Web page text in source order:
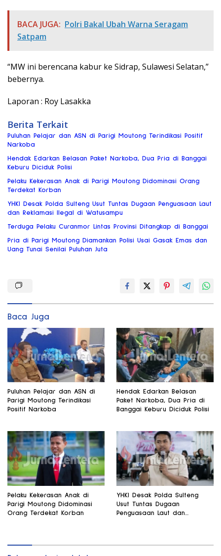
BACA JUGA: Polri Bakal Ubah Warna Seragam
Satpam
“MW ini berencana kabur ke Sidrap, Sulawesi Selatan,”
bebernya.
Laporan : Roy Lasakka
Berita Terkait
Puluhan Pelajar dan ASN di Parigi Moutong Terindikasi Positif
Narkoba
Hendak Edarkan Belasan Paket Narkoba, Dua Pria di Banggai
Keburu Diciduk Polisi
Pelaku Kekerasan Anak di Parigi Moutong Didominasi Orang
Terdekat Korban
YHKI Desak Polda Sulteng Usut Tuntas Dugaan Penguasaan Laut
dan Reklamasi Ilegal di Watusampu
Terduga Pelaku Curanmor Lintas Provinsi Ditangkap di Banggai
Pria di Parigi Moutong Diamankan Polisi Usai Gasak Emas dan
Uang Tunai Senilai Puluhan Juta
Baca Juga
Puluhan Pelajar dan ASN di
Parigi Moutong Terindikasi
Positif Narkoba
Hendak Edarkan Belasan
Paket Narkoba, Dua Pria di
Banggai Keburu Diciduk Polisi
Pelaku Kekerasan Anak di
Parigi Moutong Didominasi
Orang Terdekat Korban
YHKI Desak Polda Sulteng
Usut Tuntas Dugaan
Penguasaan Laut dan